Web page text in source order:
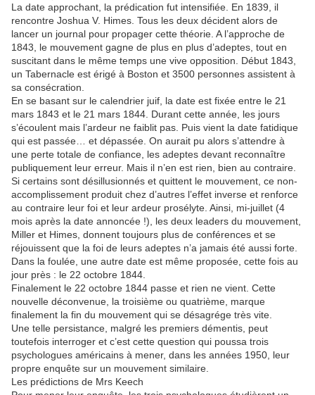
La date approchant, la prédication fut intensifiée. En 1839, il
rencontre Joshua V. Himes. Tous les deux décident alors de
lancer un journal pour propager cette théorie. A l’approche de
1843, le mouvement gagne de plus en plus d’adeptes, tout en
suscitant dans le même temps une vive opposition. Début 1843,
un Tabernacle est érigé à Boston et 3500 personnes assistent à
sa consécration.
En se basant sur le calendrier juif, la date est fixée entre le 21
mars 1843 et le 21 mars 1844. Durant cette année, les jours
s’écoulent mais l’ardeur ne faiblit pas. Puis vient la date fatidique
qui est passée… et dépassée. On aurait pu alors s’attendre à
une perte totale de confiance, les adeptes devant reconnaître
publiquement leur erreur. Mais il n’en est rien, bien au contraire.
Si certains sont désillusionnés et quittent le mouvement, ce non-
accomplissement produit chez d’autres l’effet inverse et renforce
au contraire leur foi et leur ardeur prosélyte. Ainsi, mi-juillet (4
mois après la date annoncée !), les deux leaders du mouvement,
Miller et Himes, donnent toujours plus de conférences et se
réjouissent que la foi de leurs adeptes n’a jamais été aussi forte.
Dans la foulée, une autre date est même proposée, cette fois au
jour près : le 22 octobre 1844.
Finalement le 22 octobre 1844 passe et rien ne vient. Cette
nouvelle déconvenue, la troisième ou quatrième, marque
finalement la fin du mouvement qui se désagrége très vite.
Une telle persistance, malgré les premiers démentis, peut
toutefois interroger et c’est cette question qui poussa trois
psychologues américains à mener, dans les années 1950, leur
propre enquête sur un mouvement similaire.
Les prédictions de Mrs Keech